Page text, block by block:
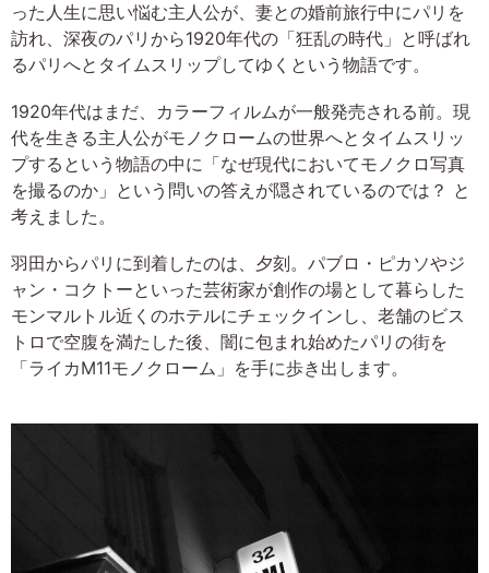
った人生に思い悩む主人公が、妻との婚前旅行中にパリを
訪れ、深夜のパリから1920年代の「狂乱の時代」と呼ばれ
るパリへとタイムスリップしてゆくという物語です。
1920年代はまだ、カラーフィルムが一般発売される前。現
代を生きる主人公がモノクロームの世界へとタイムスリッ
プするという物語の中に「なぜ現代においてモノクロ写真
を撮るのか」という問いの答えが隠されているのでは？ と
考えました。
羽田からパリに到着したのは、夕刻。パブロ・ピカソやジ
ャン・コクトーといった芸術家が創作の場として暮らした
モンマルトル近くのホテルにチェックインし、老舗のビス
トロで空腹を満たした後、闇に包まれ始めたパリの街を
「ライカM11モノクローム」を手に歩き出します。